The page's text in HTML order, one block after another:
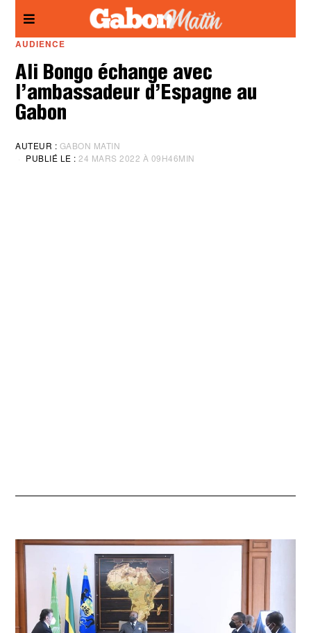
AUDIENCE
Ali Bongo échange avec
l’ambassadeur d’Espagne au
Gabon
AUTEUR : GABON MATIN
PUBLIÉ LE : 24 MARS 2022 À 09H46MIN
Panneau de gestion des cookies